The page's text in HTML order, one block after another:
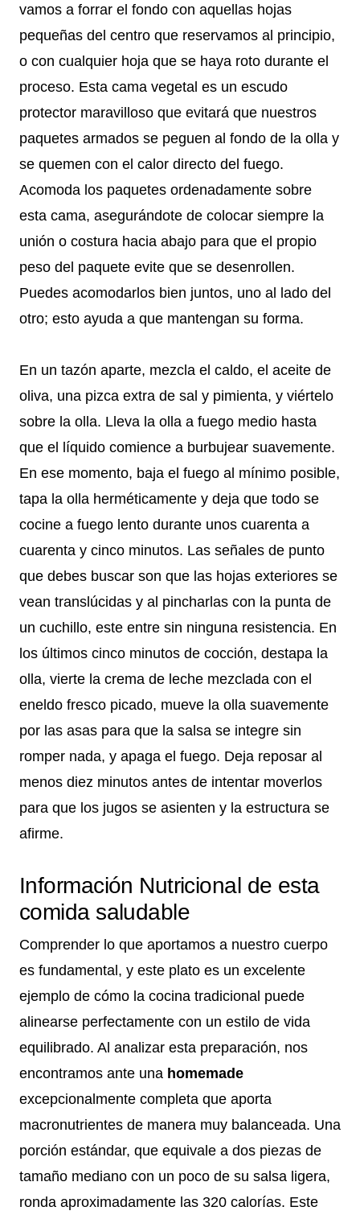
vamos a forrar el fondo con aquellas hojas
pequeñas del centro que reservamos al principio,
o con cualquier hoja que se haya roto durante el
proceso. Esta cama vegetal es un escudo
protector maravilloso que evitará que nuestros
paquetes armados se peguen al fondo de la olla y
se quemen con el calor directo del fuego.
Acomoda los paquetes ordenadamente sobre
esta cama, asegurándote de colocar siempre la
unión o costura hacia abajo para que el propio
peso del paquete evite que se desenrollen.
Puedes acomodarlos bien juntos, uno al lado del
otro; esto ayuda a que mantengan su forma.
En un tazón aparte, mezcla el caldo, el aceite de
oliva, una pizca extra de sal y pimienta, y viértelo
sobre la olla. Lleva la olla a fuego medio hasta
que el líquido comience a burbujear suavemente.
En ese momento, baja el fuego al mínimo posible,
tapa la olla herméticamente y deja que todo se
cocine a fuego lento durante unos cuarenta a
cuarenta y cinco minutos. Las señales de punto
que debes buscar son que las hojas exteriores se
vean translúcidas y al pincharlas con la punta de
un cuchillo, este entre sin ninguna resistencia. En
los últimos cinco minutos de cocción, destapa la
olla, vierte la crema de leche mezclada con el
eneldo fresco picado, mueve la olla suavemente
por las asas para que la salsa se integre sin
romper nada, y apaga el fuego. Deja reposar al
menos diez minutos antes de intentar moverlos
para que los jugos se asienten y la estructura se
afirme.
Información Nutricional de esta
comida saludable
Comprender lo que aportamos a nuestro cuerpo
es fundamental, y este plato es un excelente
ejemplo de cómo la cocina tradicional puede
alinearse perfectamente con un estilo de vida
equilibrado. Al analizar esta preparación, nos
encontramos ante una homemade
excepcionalmente completa que aporta
macronutrientes de manera muy balanceada. Una
porción estándar, que equivale a dos piezas de
tamaño mediano con un poco de su salsa ligera,
ronda aproximadamente las 320 calorías. Este